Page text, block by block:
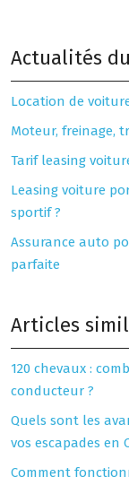
Actualités
Location de
Moteur, freinage,
Tarif leasing
Leasing voiture
sportif ?
Assurance auto
parfaite
Articles
120 chevaux :
conducteur ?
Quels sont les
vos escapades en
Comment